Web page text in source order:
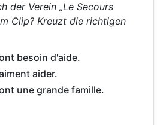
der Verein „Le Secours
Clip? Kreuzt die richtigen
besoin d'aide.
aider.
une grande famille.